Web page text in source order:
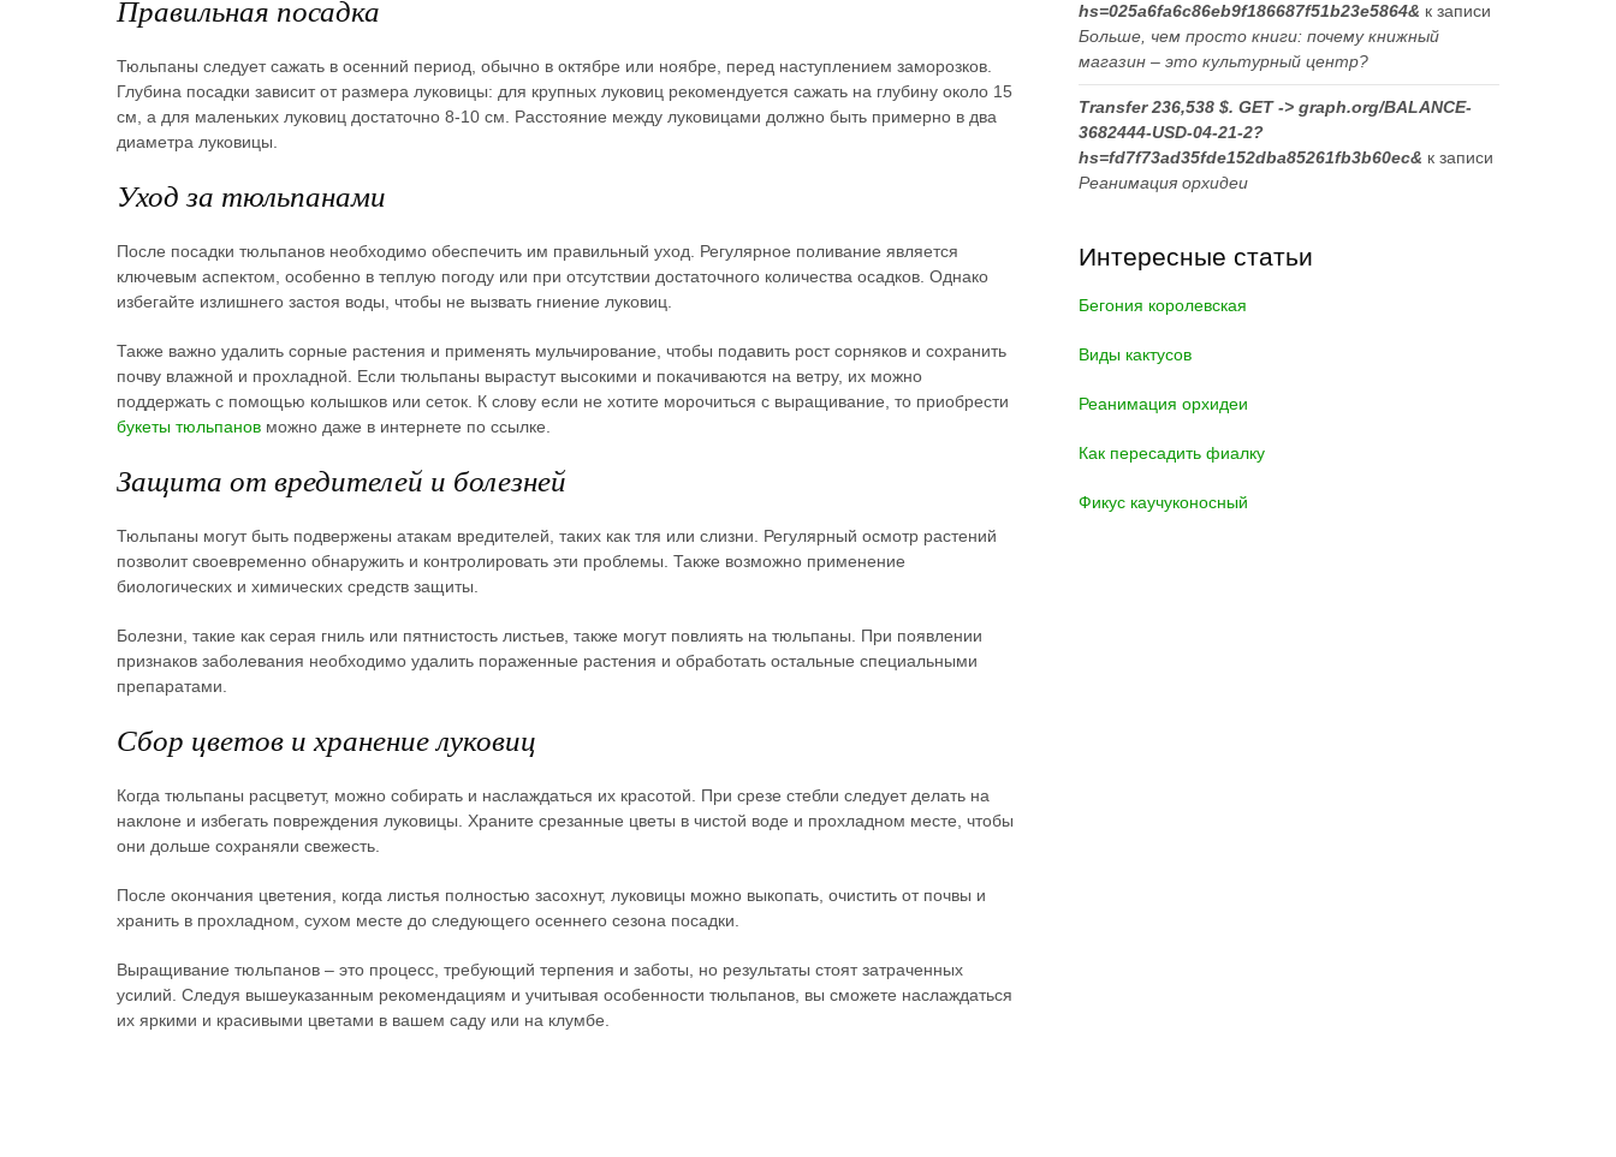
Правильная посадка
Тюльпаны следует сажать в осенний период, обычно в октябре или ноябре, перед наступлением заморозков.
Глубина посадки зависит от размера луковицы: для крупных луковиц рекомендуется сажать на глубину около 15
см, а для маленьких луковиц достаточно 8-10 см. Расстояние между луковицами должно быть примерно в два
диаметра луковицы.
Уход за тюльпанами
После посадки тюльпанов необходимо обеспечить им правильный уход. Регулярное поливание является
ключевым аспектом, особенно в теплую погоду или при отсутствии достаточного количества осадков. Однако
избегайте излишнего застоя воды, чтобы не вызвать гниение луковиц.
Также важно удалить сорные растения и применять мульчирование, чтобы подавить рост сорняков и сохранить
почву влажной и прохладной. Если тюльпаны вырастут высокими и покачиваются на ветру, их можно
поддержать с помощью колышков или сеток. К слову если не хотите морочиться с выращивание, то приобрести
букеты тюльпанов можно даже в интернете по ссылке.
Защита от вредителей и болезней
Тюльпаны могут быть подвержены атакам вредителей, таких как тля или слизни. Регулярный осмотр растений
позволит своевременно обнаружить и контролировать эти проблемы. Также возможно применение
биологических и химических средств защиты.
Болезни, такие как серая гниль или пятнистость листьев, также могут повлиять на тюльпаны. При появлении
признаков заболевания необходимо удалить пораженные растения и обработать остальные специальными
препаратами.
Сбор цветов и хранение луковиц
Когда тюльпаны расцветут, можно собирать и наслаждаться их красотой. При срезе стебли следует делать на
наклоне и избегать повреждения луковицы. Храните срезанные цветы в чистой воде и прохладном месте, чтобы
они дольше сохраняли свежесть.
После окончания цветения, когда листья полностью засохнут, луковицы можно выкопать, очистить от почвы и
хранить в прохладном, сухом месте до следующего осеннего сезона посадки.
Выращивание тюльпанов – это процесс, требующий терпения и заботы, но результаты стоят затраченных
усилий. Следуя вышеуказанным рекомендациям и учитывая особенности тюльпанов, вы сможете наслаждаться
их яркими и красивыми цветами в вашем саду или на клумбе.
hs=025a6fa6c86eb9f186687f51b23e5864& к записи
Больше, чем просто книги: почему книжный
магазин – это культурный центр?
Transfer 236,538 $. GET -> graph.org/BALANCE-
3682444-USD-04-21-2?
hs=fd7f73ad35fde152dba85261fb3b60ec& к записи
Реанимация орхидеи
Интересные статьи
Бегония королевская
Виды кактусов
Реанимация орхидеи
Как пересадить фиалку
Фикус каучуконосный